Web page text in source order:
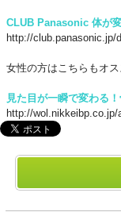
CLUB Panasonic 体が
http://club.panasonic.jp/
女性の方はこちらもオス
見た目が一瞬で変わる
http://wol.nikkeibp.co.jp/